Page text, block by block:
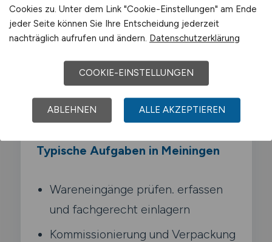
komplexe Lagerprozesse von der
Warenannahme bis zum Versand. Du
Lagerverwaltungssystemen und bist auch
zuständig.
Typische Aufgaben in Meiningen
Wareneingänge prüfen. erfassen
und fachgerecht einlagern
Kommissionierung und Verpackung
Cookies zu. Unter dem Link "Cookie-Einstellungen" am Ende
jeder Seite können Sie Ihre Entscheidung jederzeit
nachträglich aufrufen und ändern. Datenschutzerklärung
COOKIE-EINSTELLUNGEN
ABLEHNEN ALLE AKZEPTIEREN